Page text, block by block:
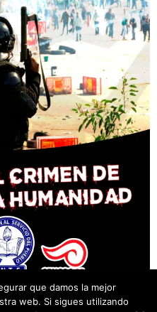
que damos la mejor
web. Si sigues utilizando